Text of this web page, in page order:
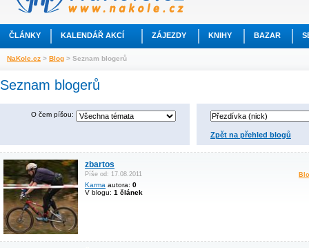
ČLÁNKY KALENDÁŘ AKCÍ ZÁJEZDY KNIHY BAZAR
NaKole.cz > Blog > Seznam blogerů
Seznam blogerů
O čem píšou:
Zpět na přehled blogů
zbartos
Píše od: 17.08.2011
Karma autora: 0
V blogu: 1 článek